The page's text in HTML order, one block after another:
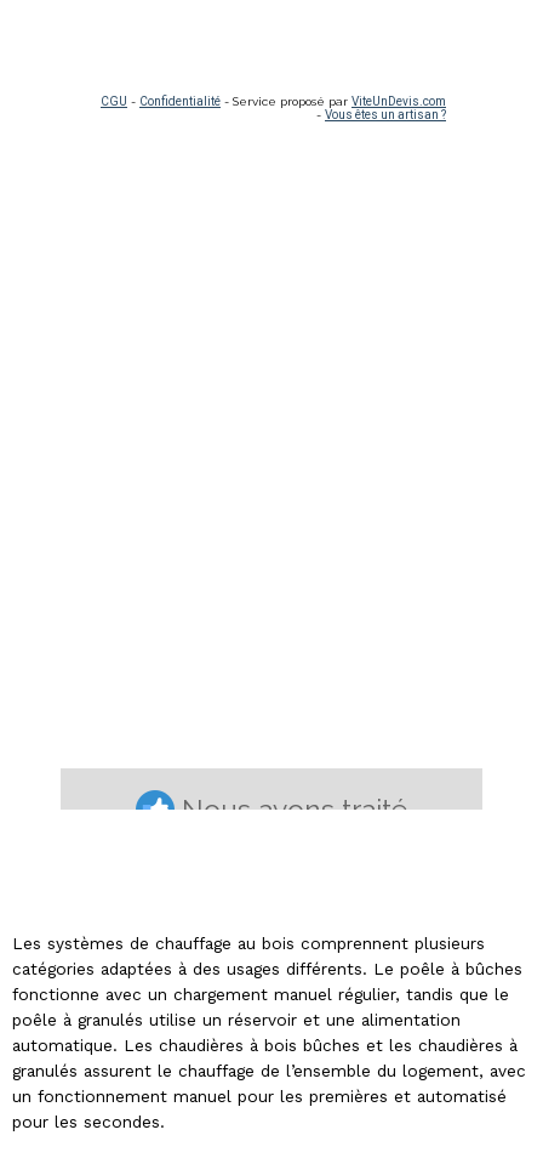
Les systèmes de chauffage au bois comprennent plusieurs
catégories adaptées à des usages différents. Le poêle à bûches
fonctionne avec un chargement manuel régulier, tandis que le
poêle à granulés utilise un réservoir et une alimentation
automatique. Les chaudières à bois bûches et les chaudières à
granulés assurent le chauffage de l’ensemble du logement, avec
un fonctionnement manuel pour les premières et automatisé
pour les secondes.